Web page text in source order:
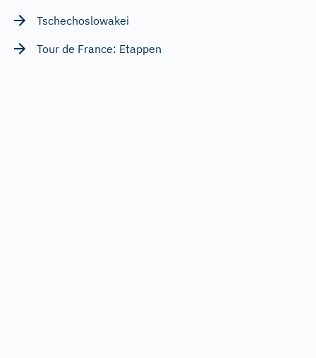
Tschechoslowakei
Tour de France: Etappen